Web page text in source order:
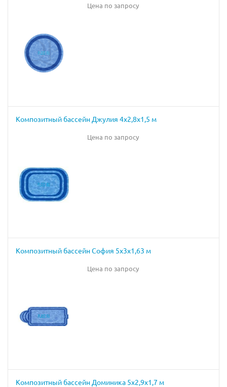
Цена по запросу
Композитный бассейн Джулия 4х2,8х1,5 м
Цена по запросу
Композитный бассейн София 5х3х1,63 м
Цена по запросу
Композитный бассейн Доминика 5х2,9х1,7 м